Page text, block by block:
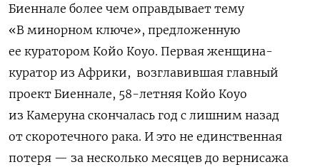
Биеннале более чем оправдывает тему
«В минорном ключе», предложенную
ее куратором Койо Коуо. Первая женщина-
куратор из Африки, возглавившая главный
проект Биеннале, 58-летняя Койо Коуо
из Камеруна скончалась год с лишним назад
от скоротечного рака. И это не единственная
потеря — за несколько месяцев до вернисажа